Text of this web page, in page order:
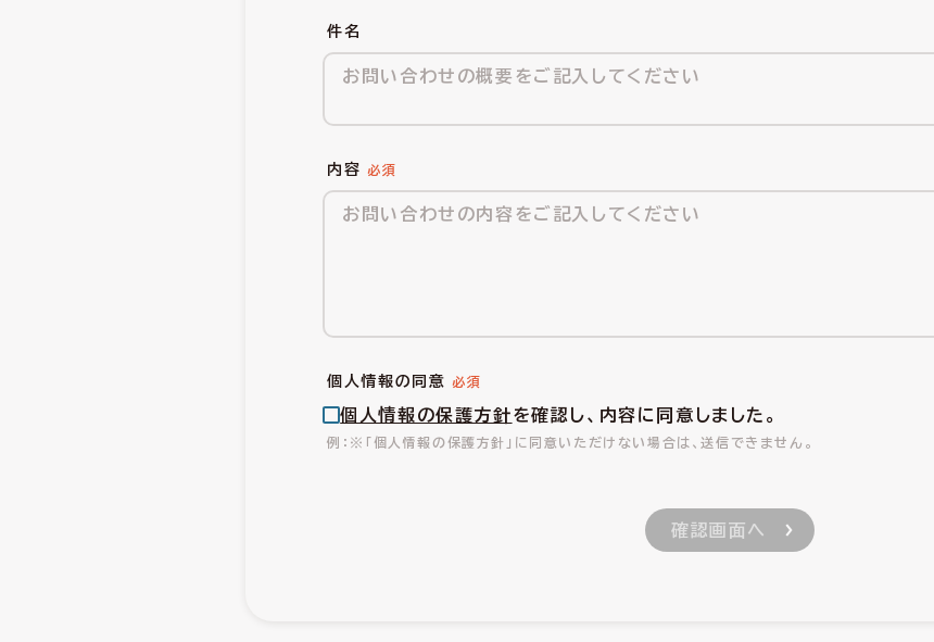
件名
内容
個人情報の同意
個人情報の保護方針を確認し、内容に同意しました。
※「個人情報の保護方針」に同意いただけない場合は、送信できません。